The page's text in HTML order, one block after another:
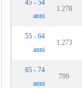
45 - 54
anni
1.278
55 - 64
anni
1.273
65 - 74
anni
799